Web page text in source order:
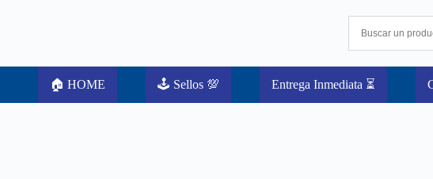
🏠 HOME 🕹️ Sellos 💯 Entrega Inmediata ⏳